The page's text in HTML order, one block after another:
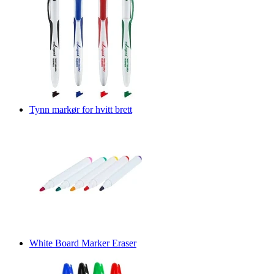
Tynn markør for hvitt brett
White Board Marker Eraser